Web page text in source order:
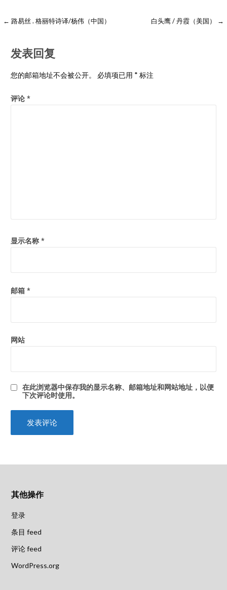
← 路易丝 . 格丽特诗译/杨伟（中国） 白头鹰 / 丹霞（美国） →
发表回复
您的邮箱地址不会被公开。 必填项已用 * 标注
评论 *
显示名称 *
邮箱 *
网站
在此浏览器中保存我的显示名称、邮箱地址和网站地址，以便
下次评论时使用。
其他操作
登录
条目 feed
评论 feed
WordPress.org